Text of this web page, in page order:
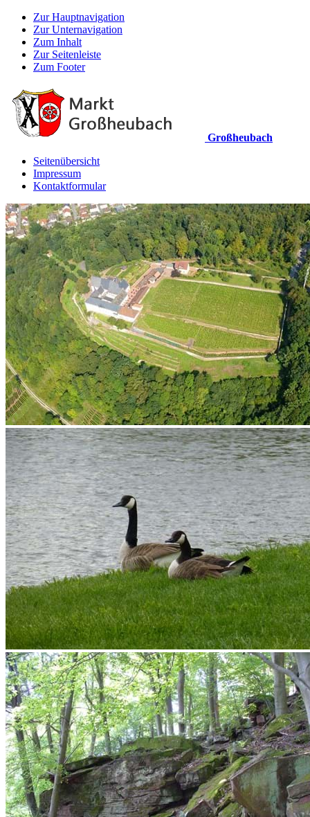
Zur Hauptnavigation
Zur Unternavigation
Zum Inhalt
Zur Seitenleiste
Zum Footer
Großheubach
Seitenübersicht
Impressum
Kontaktformular